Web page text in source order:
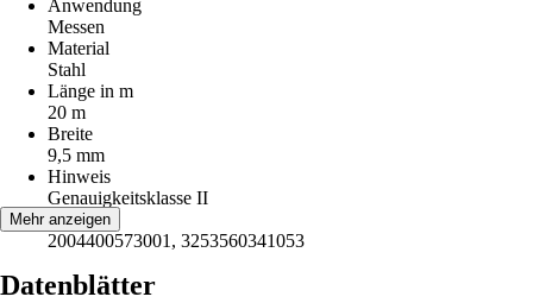
Anwendung
Messen
Material
Stahl
Länge in m
20 m
Breite
9,5 mm
Hinweis
Genauigkeitsklasse II
EAN
2004400573001, 3253560341053
Mehr anzeigen
Datenblätter